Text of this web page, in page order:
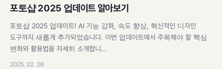
포토샵 2025 업데이트 알아보기
포토샵 2025 업데이트! AI 기능 강화, 속도 향상, 혁신적인 디자인
도구까지 새롭게 추가되었습니다. 이번 업데이트에서 주목해야 할 핵심
변화와 활용법을 자세히 소개합니…
2025. 02. 26